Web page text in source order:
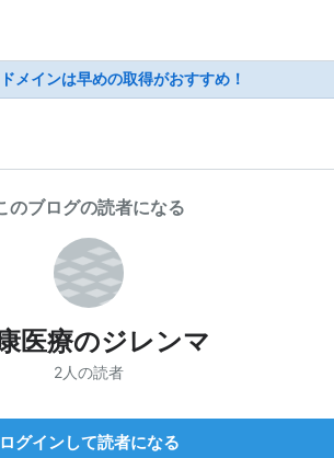
メインは早めの取得がおすすめ！
のブログの読者になる
医療のジレンマ
2人の読者
ログインして読者になる